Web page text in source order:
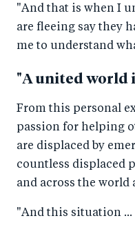
"And that is when I
are fleeing say they
me to understand
"A united world
From this personal
passion for helping
are displaced by
countless displaced
and across the
"And this situation